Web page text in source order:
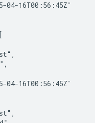
04-16T00:56:45Z"
04-16T00:56:45Z"